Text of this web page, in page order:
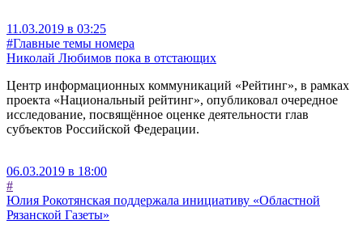
11.03.2019 в 03:25
#Главные темы номера
Николай Любимов пока в отстающих
Центр информационных коммуникаций «Рейтинг», в рамках
проекта «Национальный рейтинг», опубликовал очередное
исследование, посвящённое оценке деятельности глав
субъектов Российской Федерации.
06.03.2019 в 18:00
#
Юлия Рокотянская поддержала инициативу «Областной
Рязанской Газеты»